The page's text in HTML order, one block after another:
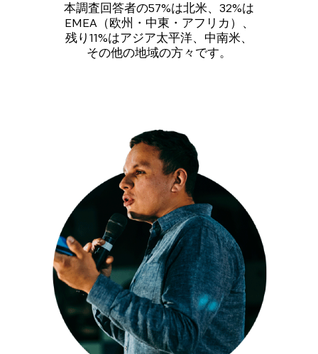
本調査回答者の57%は北米、32%は
EMEA（欧州・中東・アフリカ）、
残り11%はアジア太平洋、中南米、
その他の地域の方々です。